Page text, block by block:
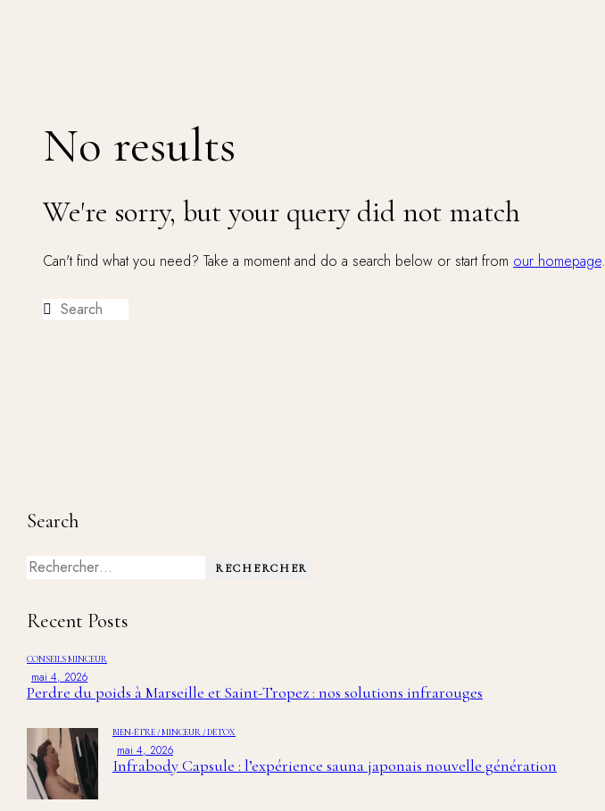
No results
We're sorry, but your query did not match
Can't find what you need? Take a moment and do a search below or start from our homepage.
Search
Recent Posts
CONSEILS MINCEUR
mai 4, 2026
Perdre du poids à Marseille et Saint-Tropez : nos solutions infrarouges
BIEN-ÊTRE / MINCEUR / DÉTOX
mai 4, 2026
Infrabody Capsule : l’expérience sauna japonais nouvelle génération